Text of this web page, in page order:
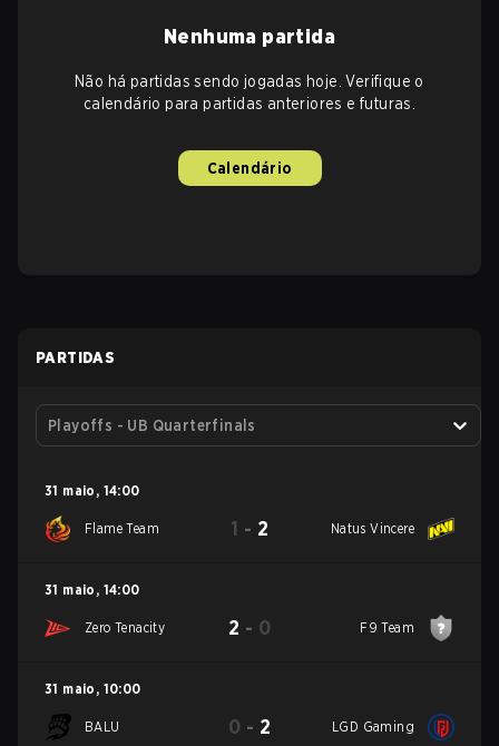
Nenhuma partida
Não há partidas sendo jogadas hoje. Verifique o
calendário para partidas anteriores e futuras.
Calendário
PARTIDAS
Playoffs - UB Quarterfinals
31 maio , 14:00
Flame Team 1 - 2 Natus Vincere
31 maio , 14:00
Zero Tenacity 2 - 0 F9 Team
31 maio , 10:00
BALU 0 - 2 LGD Gaming